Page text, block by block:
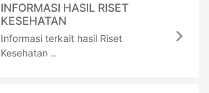
INFORMASI HASIL RISET
KESEHATAN
Informasi terkait hasil Riset
Kesehatan ..